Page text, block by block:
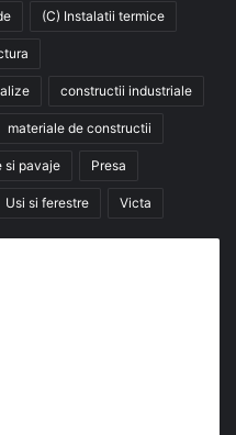
(C) Instalatii termice
constructii industriale
materiale de constructii
si pavaje Presa
Usi si ferestre Victa